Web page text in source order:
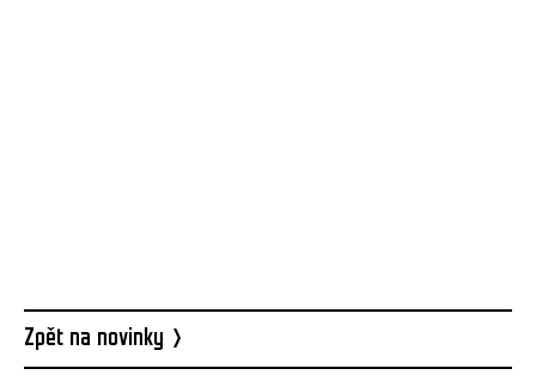
Zpět na novinky